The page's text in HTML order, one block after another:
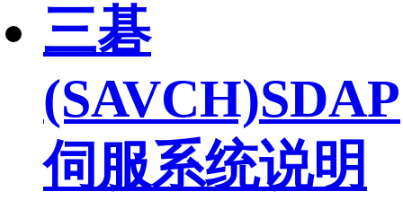
三碁
(SAVCH)SDAP
伺服系统说明